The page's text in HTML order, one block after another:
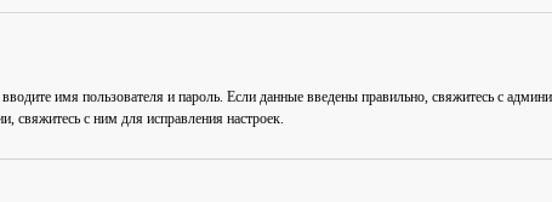
имя пользователя и пароль. Если данные введены правильно, свяжитесь с
свяжитесь с ним для исправления настроек.